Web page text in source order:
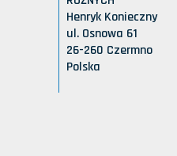
Henryk Konieczny
ul. Osnowa 61
26-260 Czermno
Polska